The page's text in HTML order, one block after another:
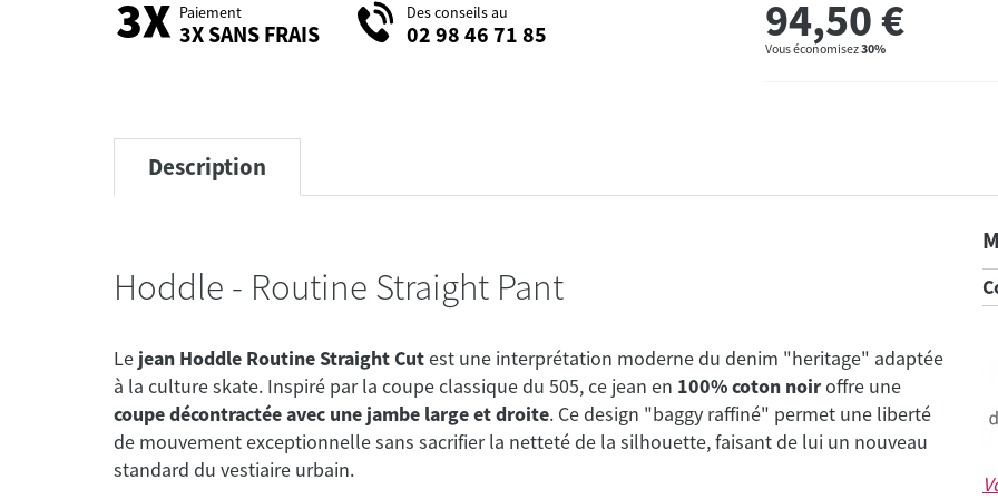
Paiement
3X SANS FRAIS
Des conseils au
02 98 46 71 85
34
Raw
94,50€
Vous économisez30%
Description
Hoddle - Routine Straight Pant
Le jean Hoddle Routine Straight Cutest une interprétation moderne du denim "heritage" adaptée
à la culture skate. Inspiré par la coupe classique du 505, ce jean en 100% coton noiroffre une
coupe décontractée avec une jambe large et droite. Ce design "baggy raffiné" permet une liberté
de mouvement exceptionnelle sans sacrifier la netteté de la silhouette, faisant de lui un nouveau
standard du vestiaire urbain.